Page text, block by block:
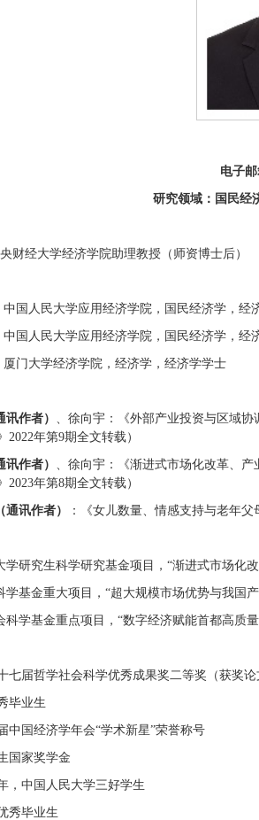
电子
研究领域：国民经
财经大学经济学院助理教授（师资博士后）
中国人民大学应用经济学院，国民经济学，经
中国人民大学应用经济学院，国民经济学，经
厦门大学经济学院，经济学，经济学学士
讯作者） 、徐向宇：《外部产业投资与区域
年第9期全文转载）
讯作者） 、徐向宇：《渐进式市场化改革、
年第8期全文转载）
（通讯作者） ：《女儿数量、情感支持与老年
学研究生科学研究基金项目，“渐进式市场化
学基金重大项目，“超大规模市场优势与我国
科学基金重点项目，“数字经济赋能首都高质
七届哲学社会科学优秀成果奖二等奖（获奖
毕业生
中国经济学年会“学术新星”荣誉称号
国家奖学金
，中国人民大学三好学生
秀毕业生